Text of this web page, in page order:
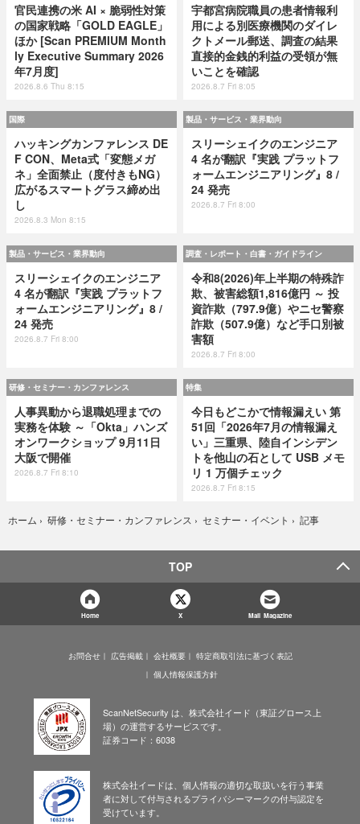
官民連携の米 AI × 脆弱性対策
の国家戦略「GOLD EAGLE」
ほか [Scan PREMIUM Month
ly Executive Summary 2026
年7月度]
2026.8.6 Thu 8:15
宇都宮病院職員の患者情報利
用による別医療機関のダイレ
クトメール郵送、調査の結果
直接的金銭的利益の受領が無
いことを確認
2026.8.7 Fri 8:05
国際
ハッキングカンファレンス DE
F CON、Meta式「変態メガ
ネ」全面禁止（度付きもNG）
広がるスマートグラス締め出
し
2026.8.3 Mon 8:15
製品・サービス・業界動向
スリーシェイクのエンジニア
4 名が翻訳『実践 プラットフ
ォームエンジニアリング』8 /
24 発売
2026.8.7 Fri 8:00
製品・サービス・業界動向
スリーシェイクのエンジニア
4 名が翻訳『実践 プラットフ
ォームエンジニアリング』8 /
24 発売
2026.8.7 Fri 8:00
調査・レポート・白書・ガイドライン
令和8(2026)年上半期の特殊詐
欺、被害総額1,816億円 ～ 投
資詐欺（797.9億）やニセ警察
詐欺（507.9億）など手口別被
害額
2026.8.7 Fri 8:00
研修・セミナー・カンファレンス
人事異動から退職処理までの
実務を体験 ～「Okta」ハンズ
オンワークショップ 9月11日
大阪で開催
2026.8.7 Fri 8:10
特集
今日もどこかで情報漏えい 第
51回「2026年7月の情報漏え
い」三重県、陸自インシデン
トを他山の石として USB メモ
リ 1 万個チェック
2026.8.7 Fri 8:15
ホーム › 研修・セミナー・カンファレンス › セミナー・イベント › 記事
TOP
Home X Mail Magazine
お問合せ 広告掲載 会社概要
特定商取引法に基づく表記
個人情報保護方針
ScanNetSecurity は、株式会社イード（東証グロース上
場）の運営するサービスです。
証券コード：6038
株式会社イードは、個人情報の適切な取扱いを行う事業
者に対して付与されるプライバシーマークの付与認定を
受けています。